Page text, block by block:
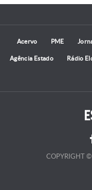
Acervo PME
Agência Estado Rádio
COPYRIGHT